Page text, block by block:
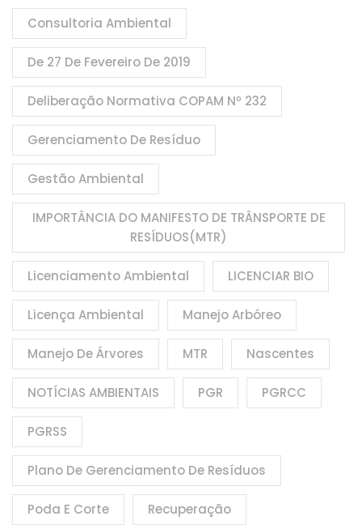
Consultoria Ambiental
De 27 De Fevereiro De 2019
Deliberação Normativa COPAM Nº 232
Gerenciamento De Resíduo
Gestão Ambiental
IMPORTÂNCIA DO MANIFESTO DE TRÂNSPORTE DE
RESÍDUOS(MTR)
Licenciamento Ambiental LICENCIAR BIO
Licença Ambiental Manejo Arbóreo
Manejo De Árvores MTR Nascentes
NOTÍCIAS AMBIENTAIS PGR PGRCC
PGRSS
Plano De Gerenciamento De Resíduos
Poda E Corte Recuperação